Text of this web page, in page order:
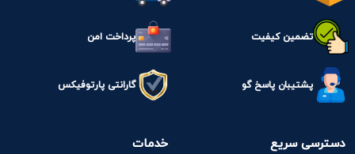
تضمین کیفیت پرداخت امن
پشتیبان پاسخ گو گارانتی پارتوفیکس
دسترسی سریع خدمات